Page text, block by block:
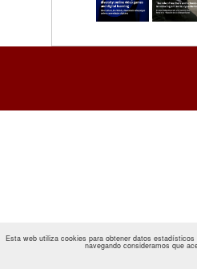
Esta web utiliza cookies para obtener datos
navegando consideramos que